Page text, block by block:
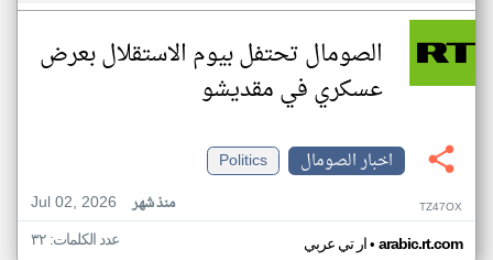
الصومال تحتفل بيوم الاستقلال بعرض
عسكري في مقديشو
اخبار الصومال
Politics
Jul 02, 2026
منذ شهر TZ47OX
ار تي عربي• arabic.rt.com عدد الكلمات: ٣٢